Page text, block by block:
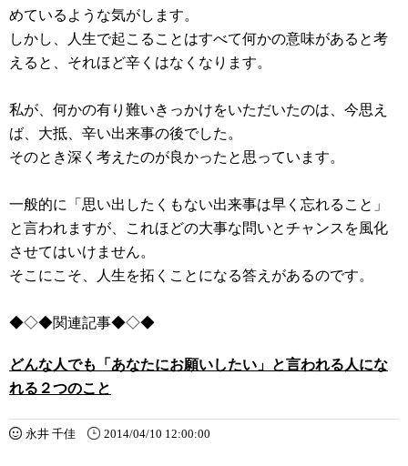
めているような気がします。
しかし、人生で起こることはすべて何かの意味があると考
えると、それほど辛くはなくなります。
私が、何かの有り難いきっかけをいただいたのは、今思え
ば、大抵、辛い出来事の後でした。
そのとき深く考えたのが良かったと思っています。
一般的に「思い出したくもない出来事は早く忘れること」
と言われますが、これほどの大事な問いとチャンスを風化
させてはいけません。
そこにこそ、人生を拓くことになる答えがあるのです。
◆◇◆関連記事◆◇◆
どんな人でも「あなたにお願いしたい」と言われる人にな
れる２つのこと
永井 千佳 2014/04/10 12:00:00